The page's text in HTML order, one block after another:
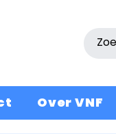
Over VNF